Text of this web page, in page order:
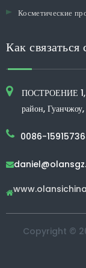
Косметические
Как
ПОСТРОЕНИЕ 1,
район,
0086-


Copyright ©